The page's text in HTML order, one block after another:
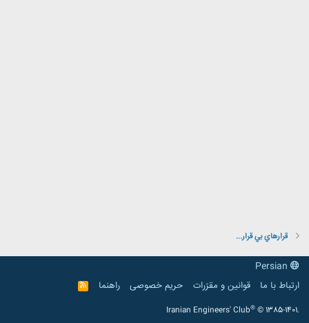
قرارهاي بي قرار...
ارتباط با ما
قوانین و مقرّرات حریم خصوصی راهنما
R
S
Iranian Engineers' Club® © 1385-1401.